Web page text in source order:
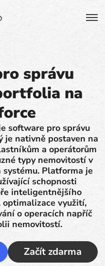
správu
na
software pro správu
nativně postaven na
a operátorům
typy nemovitostí v
Platforma je
schopnosti
inteligentnějšího
využití,
o operacích napříč
nemovitostí.
Začít zdarma